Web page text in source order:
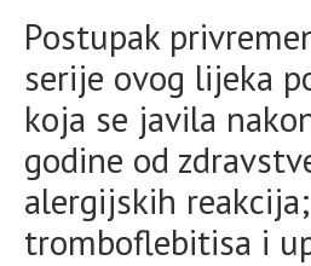
Postupak
serije ovog lijeka
koja se javila
godine od
alergijskih
tromboflebitisa i